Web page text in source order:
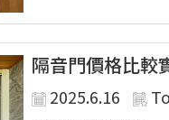
隔音門價格比較
2025.6.16